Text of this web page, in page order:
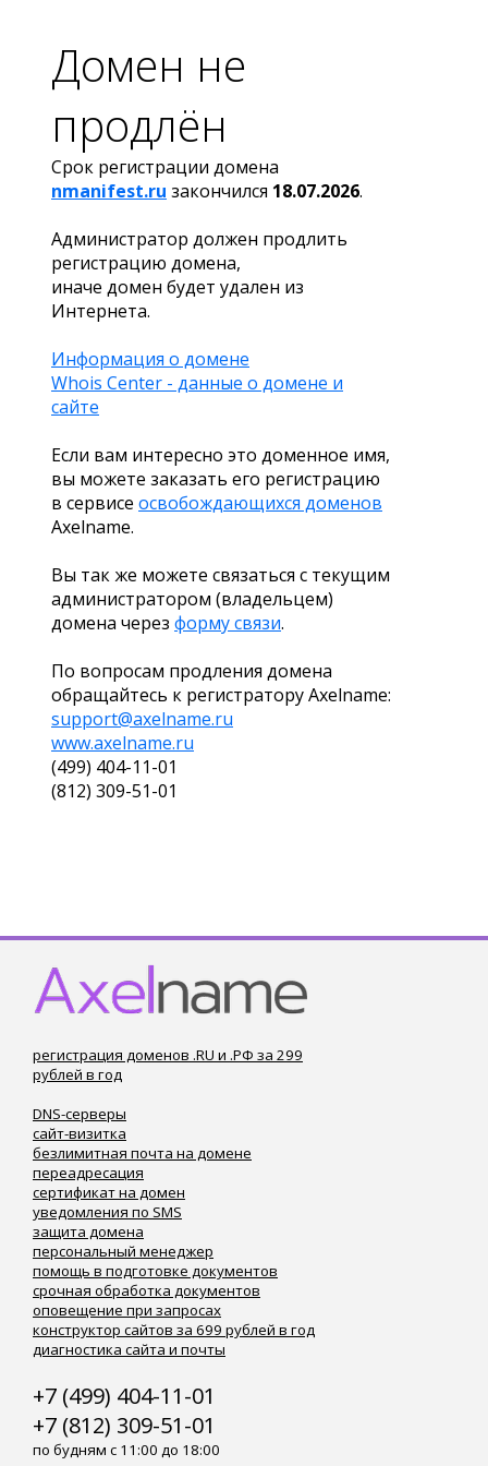
Домен не
продлён
Срок регистрации домена
nmanifest.ru закончился 18.07.2026.
Администратор должен продлить
регистрацию домена,
иначе домен будет удален из
Интернета.
Информация о домене
Whois Center - данные о домене и
сайте
Если вам интересно это доменное имя,
вы можете заказать его регистрацию
в сервисе освобождающихся доменов
Axelname.
Вы так же можете связаться с текущим
администратором (владельцем)
домена через форму связи.
По вопросам продления домена
обращайтесь к регистратору Axelname:
support@axelname.ru
www.axelname.ru
(499) 404-11-01
(812) 309-51-01
регистрация доменов .RU и .РФ за 299
рублей в год
DNS-серверы
сайт-визитка
безлимитная почта на домене
переадресация
сертификат на домен
уведомления по SMS
защита домена
персональный менеджер
помощь в подготовке документов
срочная обработка документов
оповещение при запросах
конструктор сайтов за 699 рублей в год
диагностика сайта и почты
+7 (499) 404-11-01
+7 (812) 309-51-01
по будням с 11:00 до 18:00